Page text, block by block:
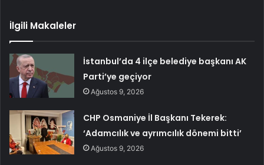
İlgili Makaleler
İstanbul’da 4 ilçe belediye başkanı AK
Parti’ye geçiyor
Ağustos 9, 2026
CHP Osmaniye İl Başkanı Tekerek:
‘Adamcılık ve ayrımcılık dönemi bitti’
Ağustos 9, 2026